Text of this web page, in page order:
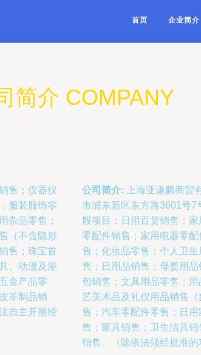
首页 企业简介
简介 COMPANY
售；仪器仪
服装服饰零
杂品零售；
（不含隐形
售；珠宝首
、动漫及游
金产品零
革制品销
自主开展经
公司简介: 上海亚谦麟商贸
市浦东新区东方路3601号7
般项目：日用百货销售；
零配件销售；家用电器零
售；化妆品零售；个人卫
售；日用品销售；母婴用
包销售；文具用品零售；
艺美术品及礼仪用品销售
售；汽车零配件零售；日
售；家具销售；卫生洁具
销售。（除依法须经批准的